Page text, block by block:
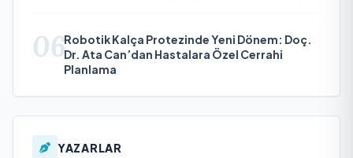
06Robotik Kalça Protezinde Yeni Dönem: Doç.
Dr. Ata Can’dan Hastalara Özel Cerrahi
Planlama
YAZARLAR